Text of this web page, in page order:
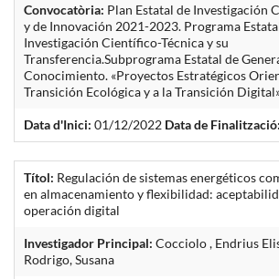
Convocatòria: Plan Estatal de Investigación
y de Innovación 2021-2023. Programa
Investigación Científico-Técnica y su
Transferencia.Subprograma Estatal de
Conocimiento. «Proyectos Estratégicos
Transición Ecológica y a la Transición
Data d'Inici: 01/12/2022 Data de Finalització:
Títol: Regulación de sistemas energéticos
en almacenamiento y flexibilidad:
operación digital
Investigador Principal: Cocciolo , Endrius
Rodrigo, Susana